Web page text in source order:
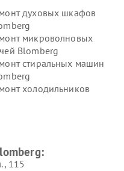
духовых шкафов
микроволновых
Blomberg
стиральных машин
холодильников
115